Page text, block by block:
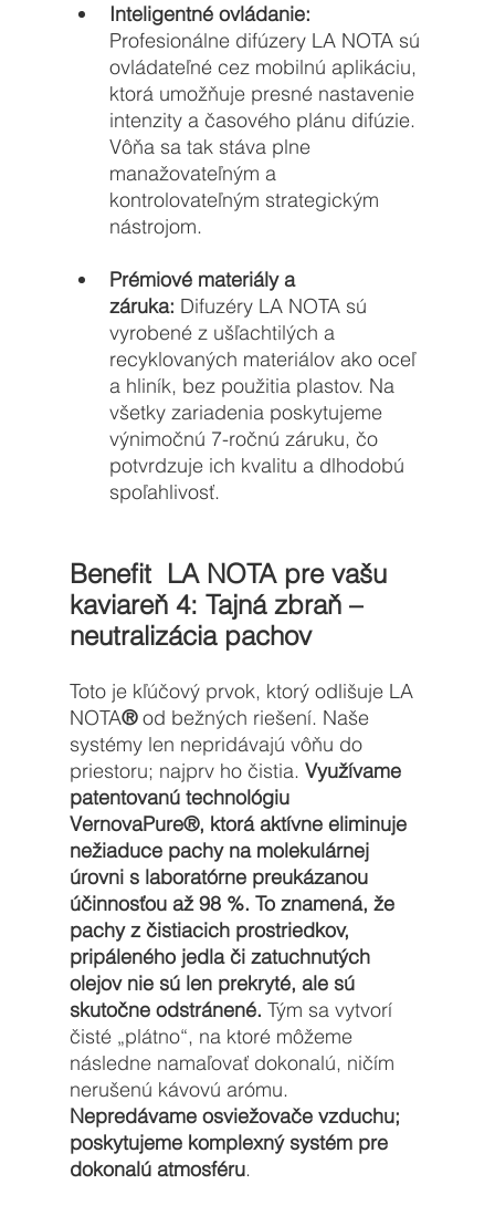
Inteligentné ovládanie:
Profesionálne difúzery LA NOTA sú
ovládateľné cez mobilnú aplikáciu,
ktorá umožňuje presné nastavenie
intenzity a časového plánu difúzie.
Vôňa sa tak stáva plne
manažovateľným a
kontrolovateľným strategickým
nástrojom.
Prémiové materiály a
záruka: Difuzéry LA NOTA sú
vyrobené z ušľachtilých a
recyklovaných materiálov ako oceľ
a hliník, bez použitia plastov. Na
všetky zariadenia poskytujeme
výnimočnú 7-ročnú záruku, čo
potvrdzuje ich kvalitu a dlhodobú
spoľahlivosť.
Benefit  LA NOTA pre vašu
kaviareň 4: Tajná zbraň –
neutralizácia pachov
Toto je kľúčový prvok, ktorý odlišuje LA
NOTA® od bežných riešení. Naše
systémy len nepridávajú vôňu do
priestoru; najprv ho čistia. Využívame
patentovanú technológiu
VernovaPure®, ktorá aktívne eliminuje
nežiaduce pachy na molekulárnej
úrovni s laboratórne preukázanou
účinnosťou až 98 %. To znamená, že
pachy z čistiacich prostriedkov,
pripáleného jedla či zatuchnutých
olejov nie sú len prekryté, ale sú
skutočne odstránené. Tým sa vytvorí
čisté „plátno“, na ktoré môžeme
následne namaľovať dokonalú, ničím
nerušenú kávovú arómu.
Nepredávame osviežovače vzduchu;
poskytujeme komplexný systém pre
dokonalú atmosféru.